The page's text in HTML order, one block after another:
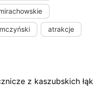
atrakcje
z kaszubskich łąk